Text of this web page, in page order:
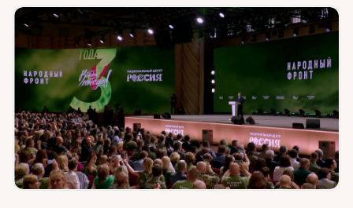
Юридическая помощь
Региональные меры поддержки